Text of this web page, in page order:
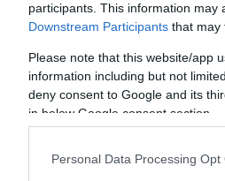
participants. This information may
Downstream Participants that may
Please note that this website/app
information including but not
deny consent to Google and its
in below Google consent section.
Personal Data Processing Opt